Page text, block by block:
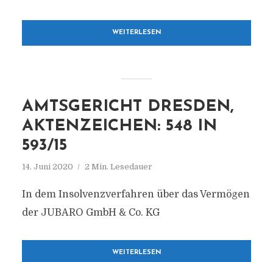
WEITERLESEN
AMTSGERICHT DRESDEN,
AKTENZEICHEN: 548 IN
593/15
14. Juni 2020 2 Min. Lesedauer
In dem Insolvenzverfahren über das Vermögen
der JUBARO GmbH & Co. KG
WEITERLESEN